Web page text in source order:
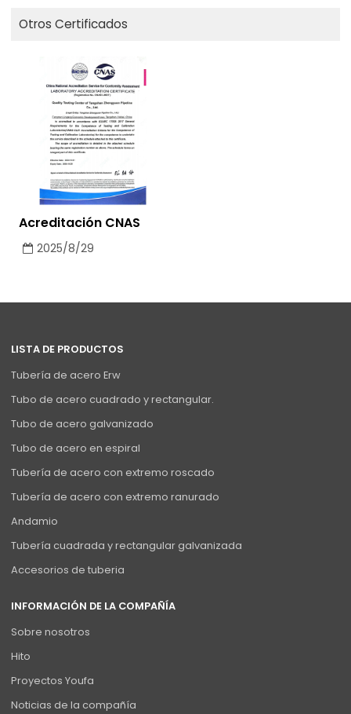
Otros Certificados
Acreditación CNAS
2025/8/29
LISTA DE PRODUCTOS
Tubería de acero Erw
Tubo de acero cuadrado y rectangular.
Tubo de acero galvanizado
Tubo de acero en espiral
Tubería de acero con extremo roscado
Tubería de acero con extremo ranurado
Andamio
Tubería cuadrada y rectangular galvanizada
Accesorios de tuberia
INFORMACIÓN DE LA COMPAÑÍA
Sobre nosotros
Hito
Proyectos Youfa
Noticias de la compañía